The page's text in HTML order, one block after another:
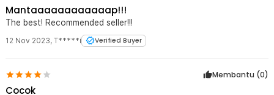
Mantaaaaaaaaaaaap!!!
The best! Recommended seller!!!
12 Nov 2023, T*****i Verified Buyer
Membantu (0)
Cocok